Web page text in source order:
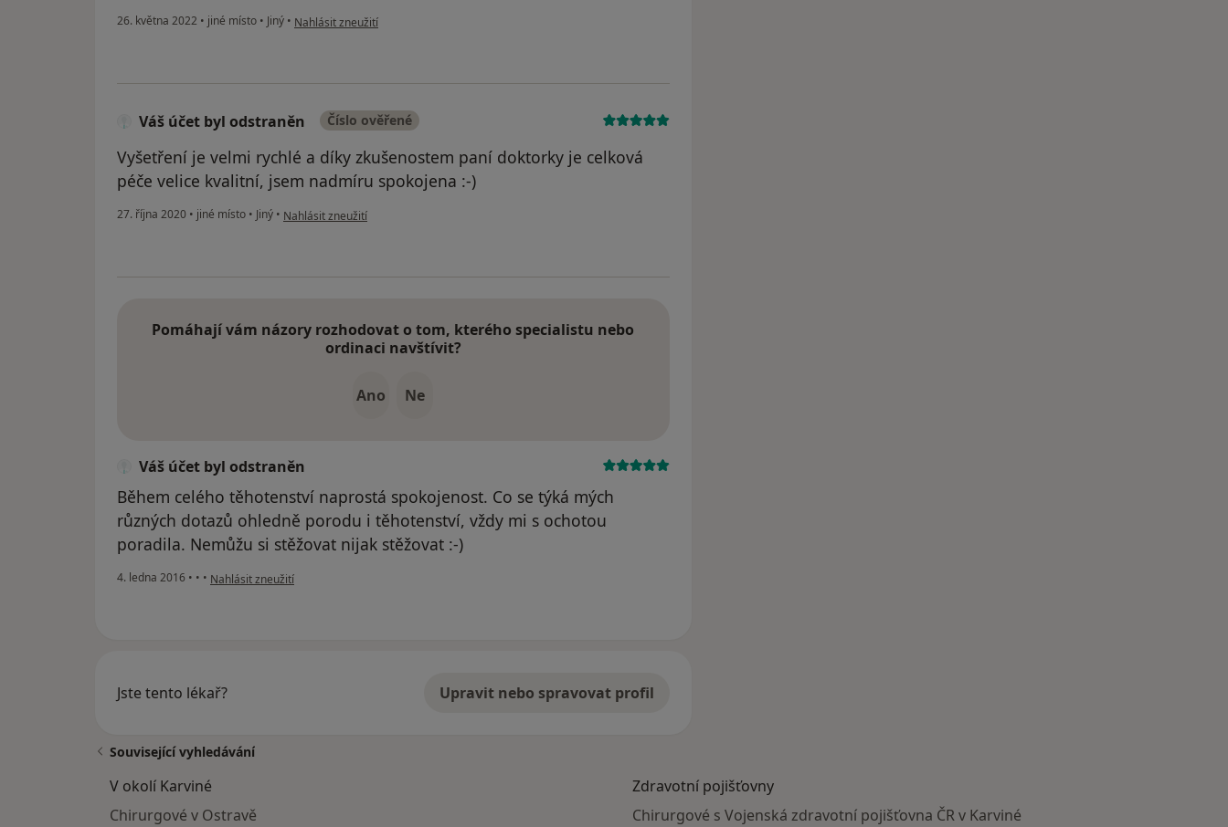
26. května 2022 • jiné místo • Jiný • podle názoru uživatele Váš účet byl odstraněn
Nahlásit zneužití
Váš účet byl odstraněn Číslo ověřené
Vyšetření je velmi rychlé a díky zkušenostem paní doktorky je celková
péče velice kvalitní, jsem nadmíru spokojena :-)
27. října 2020 • jiné místo • Jiný • podle názoru uživatele Váš účet byl odstraněn
Nahlásit zneužití
Pomáhají vám názory rozhodovat o tom, kterého specialistu nebo
ordinaci navštívit?
Ano Ne
Váš účet byl odstraněn
Během celého těhotenství naprostá spokojenost. Co se týká mých
různých dotazů ohledně porodu i těhotenství, vždy mi s ochotou
poradila. Nemůžu si stěžovat nijak stěžovat :-)
4. ledna 2016 • • • podle názoru uživatele Váš účet byl odstraněn
Nahlásit zneužití
Jste tento lékař? Upravit nebo spravovat profil
Související vyhledávání
V okolí Karviné
Chirurgové v Ostravě
Zdravotní pojišťovny
Chirurgové s Vojenská zdravotní pojišťovna ČR v Karviné